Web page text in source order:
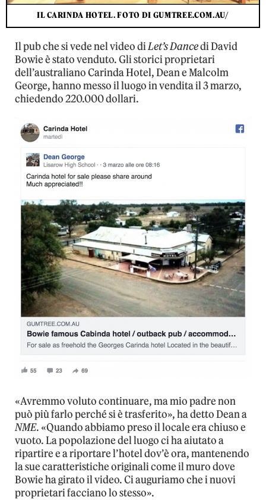
IL CARINDA HOTEL. FOTO DI GUMTREE.COM.AU/
Il pub che si vede nel video diLet’s Dancedi David
Bowie è stato venduto. Gli storici proprietari
dell’australiano Carinda Hotel, Dean e Malcolm
George, hanno messo il luogo in vendita il 3 marzo,
chiedendo 220.000 dollari.
«Avremmo voluto continuare, ma mio padre non
può più farlo perché si è trasferito», ha detto Dean a
NME. «Quando abbiamo preso il locale era chiuso e
vuoto. La popolazione del luogo ci ha aiutato a
ripartire e a riportare l’hotel dov’è ora, mantenendo
la sue caratteristiche originali come il muro dove
Bowie ha girato il video. Ci auguriamo che i nuovi
proprietari facciano lo stesso».